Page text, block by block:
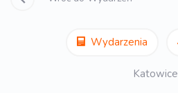
Wydarzenia
Katowice